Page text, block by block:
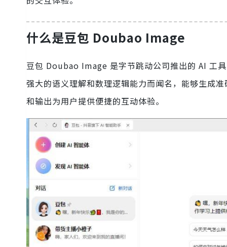
什么是豆包 Doubao Image
豆包 Doubao Image 是字节跳动公司推出的 AI 工
强大的语义理解和数理逻辑能力而闻名，能够生成
和输出为用户提供便捷的互动体验。